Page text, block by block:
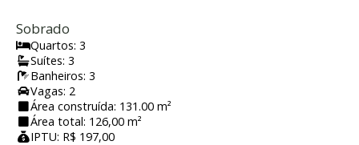
Sobrado
Quartos: 3
Suítes: 3
Banheiros: 3
Vagas: 2
Área construída: 131.00 m²
Área total: 126,00 m²
IPTU: R$ 197,00